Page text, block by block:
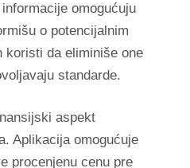
omogućuju
o potencijalnim
koristi da eliminiše one
standarde.
aspekt
Aplikacija omogućuje
procenjenu cenu pre